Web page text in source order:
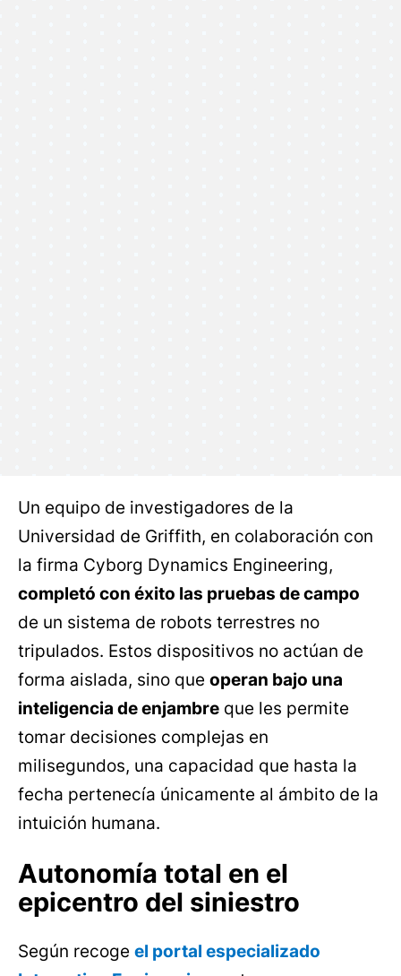
Un equipo de investigadores de la
Universidad de Griffith, en colaboración con
la firma Cyborg Dynamics Engineering,
completó con éxito las pruebas de campo
de un sistema de robots terrestres no
tripulados. Estos dispositivos no actúan de
forma aislada, sino que operan bajo una
inteligencia de enjambre que les permite
tomar decisiones complejas en
milisegundos, una capacidad que hasta la
fecha pertenecía únicamente al ámbito de la
intuición humana.
Autonomía total en el
epicentro del siniestro
Según recoge el portal especializado